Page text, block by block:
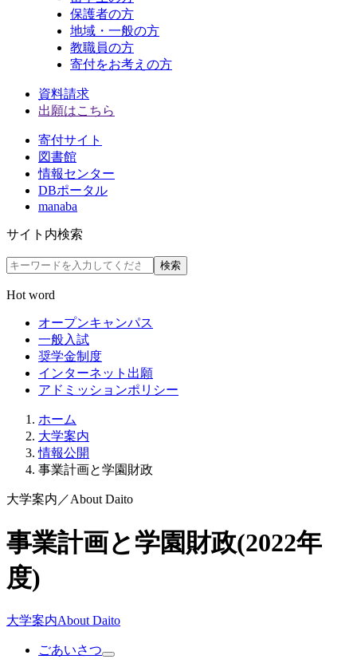
保護者の方
地域・一般の方
教職員の方
寄付をお考えの方
資料請求
出願はこちら
寄付サイト
図書館
情報センター
DBポータル
manaba
サイト内検索
検索
Hot word
オープンキャンパス
一般入試
奨学金制度
インターネット出願
アドミッションポリシー
ホーム
大学案内
情報公開
事業計画と学園財政
大学案内 ／About Daito
事業計画と学園財政(2022年
度)
大学案内About Daito
ごあいさつ